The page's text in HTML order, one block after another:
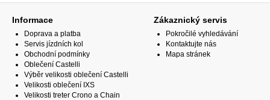
Informace
Doprava a platba
Servis jízdních kol
Obchodní podmínky
Oblečení Castelli
Výběr velikosti oblečení Castelli
Velikosti oblečení IXS
Velikosti treter Crono a Chain
Zákaznický servis
Pokročilé vyhledávání
Kontaktujte nás
Mapa stránek